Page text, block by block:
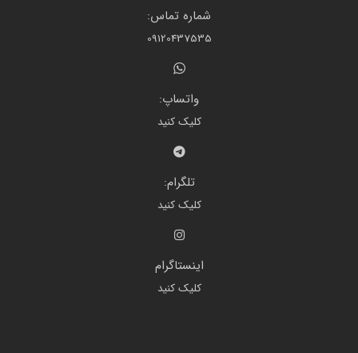
شماره تماس:
09120437535
واتساپ:
کلیک کنید
تلگرام:
کلیک کنید
اینستاگرام
کلیک کنید